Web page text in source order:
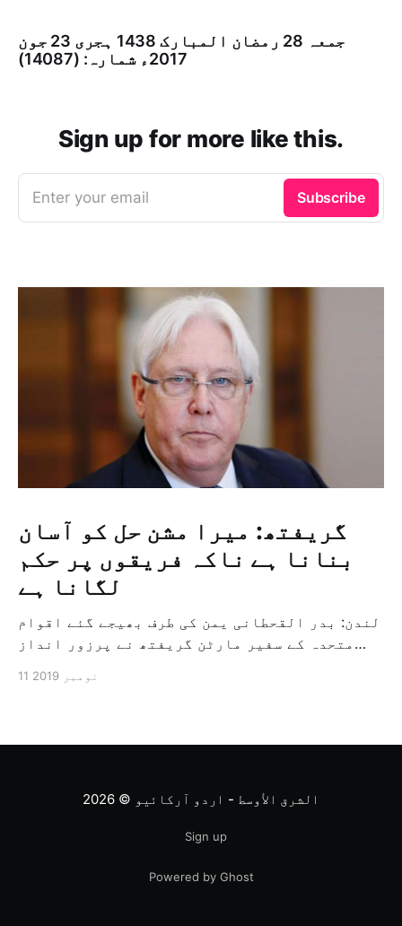
جمعہ 28 رمضان المبارک 1438 ہجری­ 23 جون
2017ء شمارہ: (14087)
Sign up for more like this.
Enter your email Subscribe
گریفتھ: میرا مشن حل کو آسان
بنانا ہے ناکہ فریقوں پر حکم
لگانا ہے
لندن: بدر القحطانی یمن کی طرف بھیجے گئے اقوام
متحدہ کے سفیر مارٹن گریفتھ نے پرزور انداز
ثالثی اور اس کشمکش کی حدبندی کرنے کے لئے ایک
11 نومبر 2019
الشرق الأوسط - اردو آرکائیو © 2026
Sign up
Powered by Ghost